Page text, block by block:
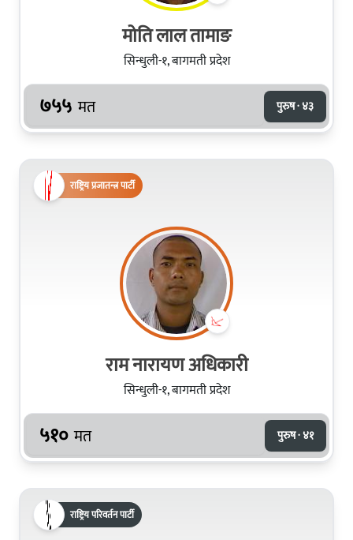
मोति लाल तामाङ
सिन्धुली-१, बागमती प्रदेश
७५५ मत पुरुष · ४३
राष्ट्रिय प्रजातन्त्र पार्टी
राम नारायण अधिकारी
सिन्धुली-१, बागमती प्रदेश
५१० मत पुरुष · ४१
राष्ट्रिय परिवर्तन पार्टी